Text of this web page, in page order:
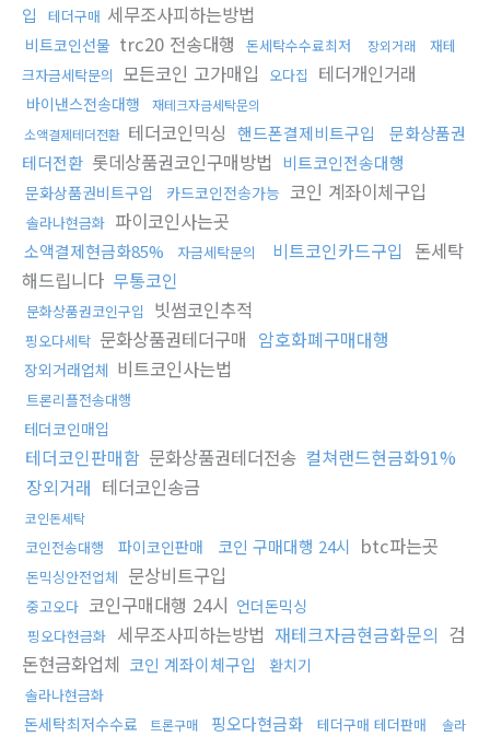
입
테더구매 세무조사피하는방법
비트코인선물 trc20 전송대행 돈세탁수수료최저 장외거래
재테
크자금세탁문의 모든코인 고가매입 오다집 테더개인거래
바이낸스전송대행
재테크자금세탁문의
소액결제테더전환 테더코인믹싱 핸드폰결제비트구입
문화상품권
테더전환 롯데상품권코인구매방법 비트코인전송대행
문화상품권비트구입 카드코인전송가능 코인 계좌이체구입
솔라나현금화 파이코인사는곳
소액결제현금화85% 자금세탁문의 비트코인카드구입 돈세탁
해드립니다 무통코인
문화상품권코인구입 빗썸코인추적
핑오다세탁 문화상품권테더구매 암호화폐구매대행
장외거래업체 비트코인사는법
트론리플전송대행
테더코인매입
테더코인판매함 문화상품권테더전송 컬쳐랜드현금화91%
장외거래 테더코인송금
코인돈세탁
코인전송대행 파이코인판매 코인 구매대행 24시 btc파는곳
돈믹싱안전업체 문상비트구입
중고오다 코인구매대행 24시 언더돈믹싱
핑오다현금화 세무조사피하는방법 재테크자금현금화문의 검
돈현금화업체 코인 계좌이체구입 환치기
솔라나현금화
돈세탁최저수수료 트론구매 핑오다현금화 테더구매 테더판매
솔라